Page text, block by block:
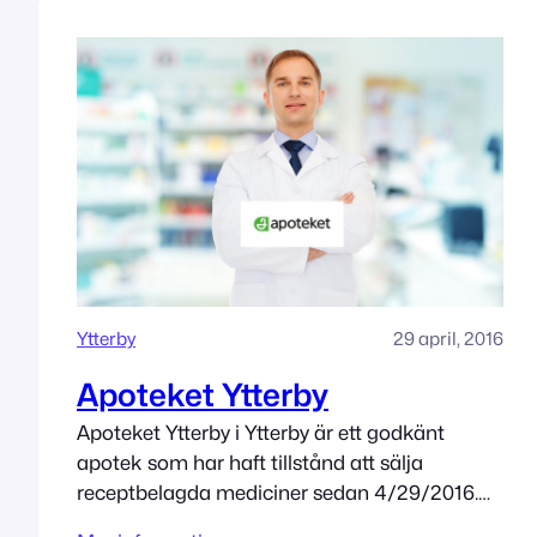
Ytterby 29 april, 2016
Apoteket Ytterby
Apoteket Ytterby i Ytterby är ett godkänt
apotek som har haft tillstånd att sälja
receptbelagda mediciner sedan 4/29/2016.